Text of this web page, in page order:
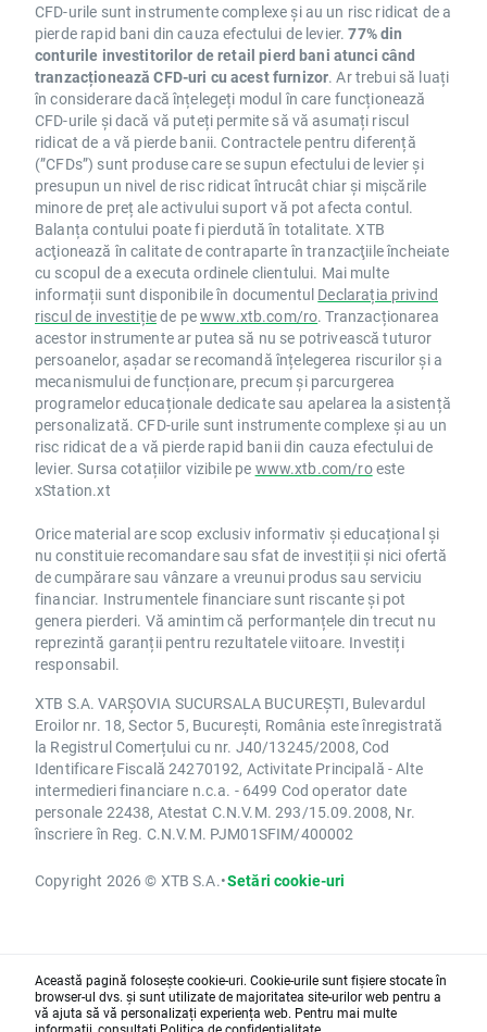
CFD-urile sunt instrumente complexe și au un risc ridicat de a
pierde rapid bani din cauza efectului de levier.77% din
conturile investitorilor de retail pierd bani atunci când
tranzacționează CFD-uri cu acest furnizor. Ar trebui să luați
în considerare dacă înțelegeți modul în care funcționează
CFD-urile și dacă vă puteți permite să vă asumați riscul
ridicat de a vă pierde banii. Contractele pentru diferență
(”CFDs”) sunt produse care se supun efectului de levier și
presupun un nivel de risc ridicat întrucât chiar și mișcările
minore de preț ale activului suport vă pot afecta contul.
Balanța contului poate fi pierdută în totalitate. XTB
acţionează în calitate de contraparte în tranzacţiile încheiate
cu scopul de a executa ordinele clientului. Mai multe
informații sunt disponibile în documentul Declarația privind
riscul de investițiede pewww.xtb.com/ro. Tranzacționarea
acestor instrumente ar putea să nu se potrivească tuturor
persoanelor, așadar se recomandă înțelegerea riscurilor și a
mecanismului de funcționare, precum și parcurgerea
programelor educaționale dedicate sau apelarea la asistență
personalizată. CFD-urile sunt instrumente complexe și au un
risc ridicat de a vă pierde rapid banii din cauza efectului de
levier. Sursa cotațiilor vizibile pe www.xtb.com/roeste
xStation.xt
Orice material are scop exclusiv informativ și educațional și
nu constituie recomandare sau sfat de investiții și nici ofertă
de cumpărare sau vânzare a vreunui produs sau serviciu
financiar. Instrumentele financiare sunt riscante și pot
genera pierderi. Vă amintim că performanțele din trecut nu
reprezintă garanții pentru rezultatele viitoare. Investiți
responsabil.
XTB S.A. VARȘOVIA SUCURSALA BUCUREȘTI, Bulevardul
Eroilor nr. 18, Sector 5, București, România este înregistrată
la Registrul Comerțului cu nr. J40/13245/2008, Cod
Identificare Fiscală 24270192, Activitate Principală - Alte
intermedieri financiare n.c.a. - 6499 Cod operator date
personale 22438, Atestat C.N.V.M. 293/15.09.2008, Nr.
înscriere în Reg. C.N.V.M. PJM01SFIM/400002
Copyright 2026 © XTB S.A.•Setări cookie-uri
Această pagină folosește cookie-uri. Cookie-urile sunt fișiere stocate în
browser-ul dvs. și sunt utilizate de majoritatea site-urilor web pentru a
vă ajuta să vă personalizați experiența web. Pentru mai multe